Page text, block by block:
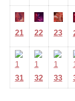
21 22 23
31 32 33